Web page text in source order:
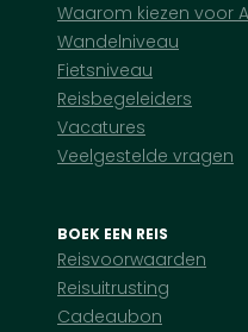
Waarom kiezen voor
Wandelniveau
Fietsniveau
Reisbegeleiders
Vacatures
Veelgestelde vragen
BOEK EEN REIS
Reisvoorwaarden
Reisuitrusting
Cadeaubon